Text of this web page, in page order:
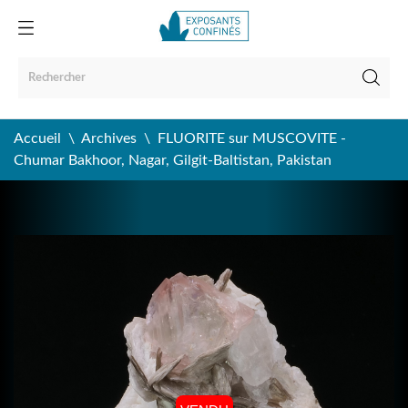
Accueil Archives
FLUORITE sur MUSCOVITE -
Chumar Bakhoor, Nagar, Gilgit-Baltistan, Pakistan